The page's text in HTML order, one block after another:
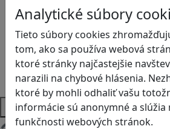
Analytické súbory
Tieto súbory cookies
tom, ako sa používa webová
ktoré stránky najčastejšie
narazili na chybové hlásenia.
ktoré by mohli odhaliť vašu
informácie sú anonymné a slúžia
funkčnosti webových stránok.
Ľudské práva a tolerancia
Motorika a koncentrácia
Programovanie/Technika
Sociálne zručnosti a
Strategické myslenie
Zdravie a pohyb
Platformy